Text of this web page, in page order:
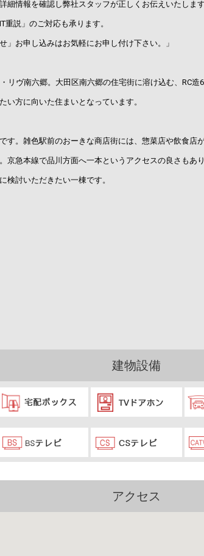
情報を確認し弊社スタッフが正しくお伝えいたします
説」のご対応も承ります。
お申し込みはお気軽にお申し付け下さい。」
リヴ南六郷。大田区南六郷の住宅街に溶け込む、RC
い方に向いた住まいとなっています。
す。雑色駅前のおーきな商店街には、惣菜店や飲食
京急本線で品川方面へ一本というアクセスの良さも
検討いただきたい一棟です。
建物設備
アクセス